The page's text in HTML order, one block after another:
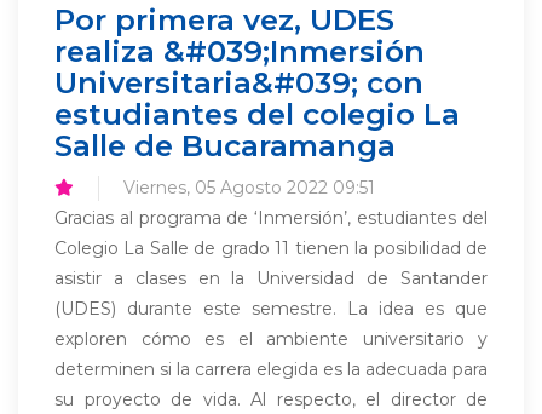
Por primera vez, UDES
realiza &#039;Inmersión
Universitaria&#039; con
estudiantes del colegio La
Salle de Bucaramanga
Viernes, 05 Agosto 2022 09:51
Gracias al programa de ‘Inmersión’, estudiantes del
Colegio La Salle de grado 11 tienen la posibilidad de
asistir a clases en la Universidad de Santander
(UDES) durante este semestre. La idea es que
exploren cómo es el ambiente universitario y
determinen si la carrera elegida es la adecuada para
su proyecto de vida. Al respecto, el director de